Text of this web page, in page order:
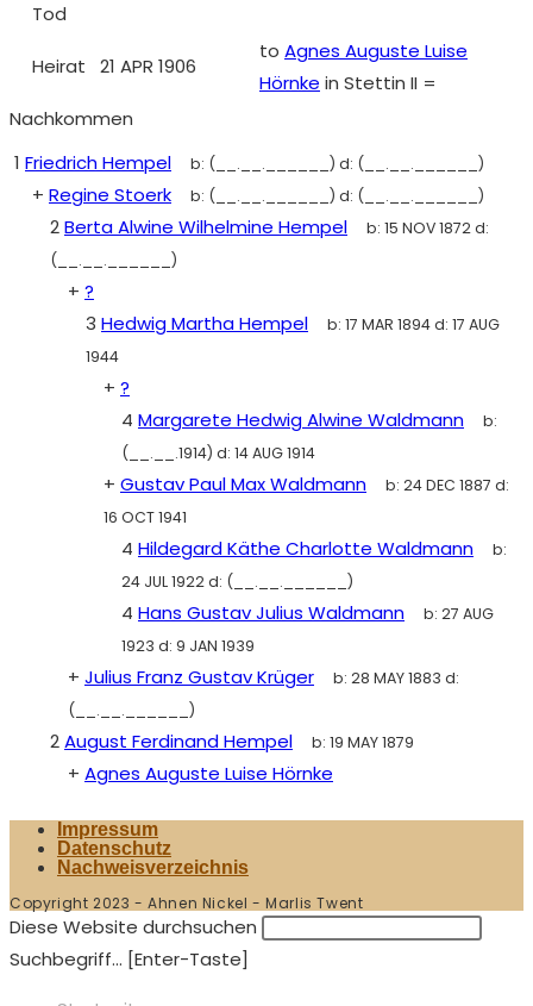
Tod
Heirat 21 APR 1906
to Agnes Auguste Luise
Hörnke in Stettin II =
Nachkommen
1 Friedrich Hempel b: (__.__.______) d: (__.__.______)
+ Regine Stoerk b: (__.__.______) d: (__.__.______)
2Berta Alwine Wilhelmine Hempel b: 15 NOV 1872d:
(__.__.______)
+ ?
3 Hedwig Martha Hempel b: 17 MAR 1894d: 17 AUG
1944
+ ?
4 Margarete Hedwig Alwine Waldmann
b:
(__.__.1914) d: 14 AUG 1914
+ Gustav Paul Max Waldmann b: 24 DEC 1887 d:
16 OCT 1941
4 Hildegard Käthe Charlotte Waldmann
b:
24 JUL 1922d: (__.__.______)
4 Hans Gustav Julius Waldmann b: 27 AUG
1923 d: 9 JAN 1939
+ Julius Franz Gustav Krüger b: 28 MAY 1883 d:
(__.__.______)
2August Ferdinand Hempel b: 19 MAY 1879
+ Agnes Auguste Luise Hörnke
Impressum
Datenschutz
Nachweisverzeichnis
Copyright 2023 - Ahnen Nickel - Marlis Twent
Diese Website durchsuchen
Suchbegriff... [Enter-Taste]